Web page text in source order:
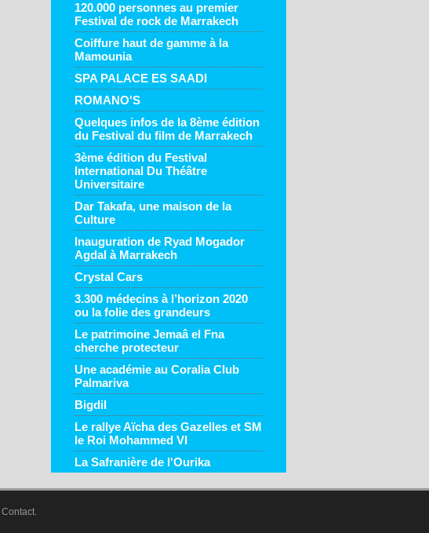
120.000 personnes au premier
Festival de rock de Marrakech
Coiffure haut de gamme à la
Mamounia
SPA PALACE ES SAADI
ROMANO'S
Quelques infos de la 8ème édition
du Festival du film de Marrakech
3ème édition du Festival
International Du Théâtre
Universitaire
Dar Takafa, une maison de la
Culture
Inauguration de Ryad Mogador
Agdal à Marrakech
Crystal Cars
3.300 médecins à l’horizon 2020
ou la folie des grandeurs
Le patrimoine Jemaâ el Fna
cherche protecteur
Une académie au Coralia Club
Palmariva
Bigdil
Le rallye Aïcha des Gazelles et SM
le Roi Mohammed VI
La Safranière de l'Ourika
Contact.